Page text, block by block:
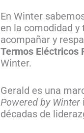
En Winter
en la comodidad
acompañar y
Termos Eléctricos
Winter.
Gerald es una
Powered by Winter
décadas de